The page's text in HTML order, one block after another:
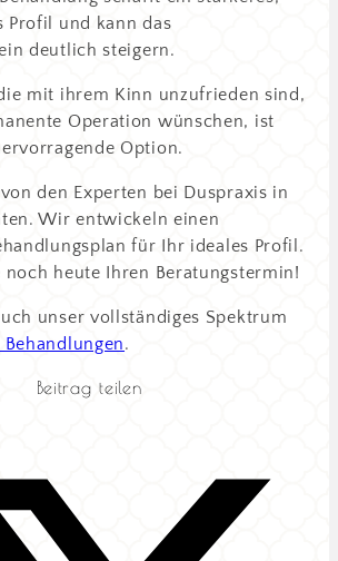
Profil und kann das
deutlich steigern.
mit ihrem Kinn unzufrieden sind,
Operation wünschen, ist
Option.
den Experten bei Duspraxis in
Wir entwickeln einen
für Ihr ideales Profil.
noch heute Ihren Beratungstermin!
unser vollständiges Spektrum
.
Beitrag teilen